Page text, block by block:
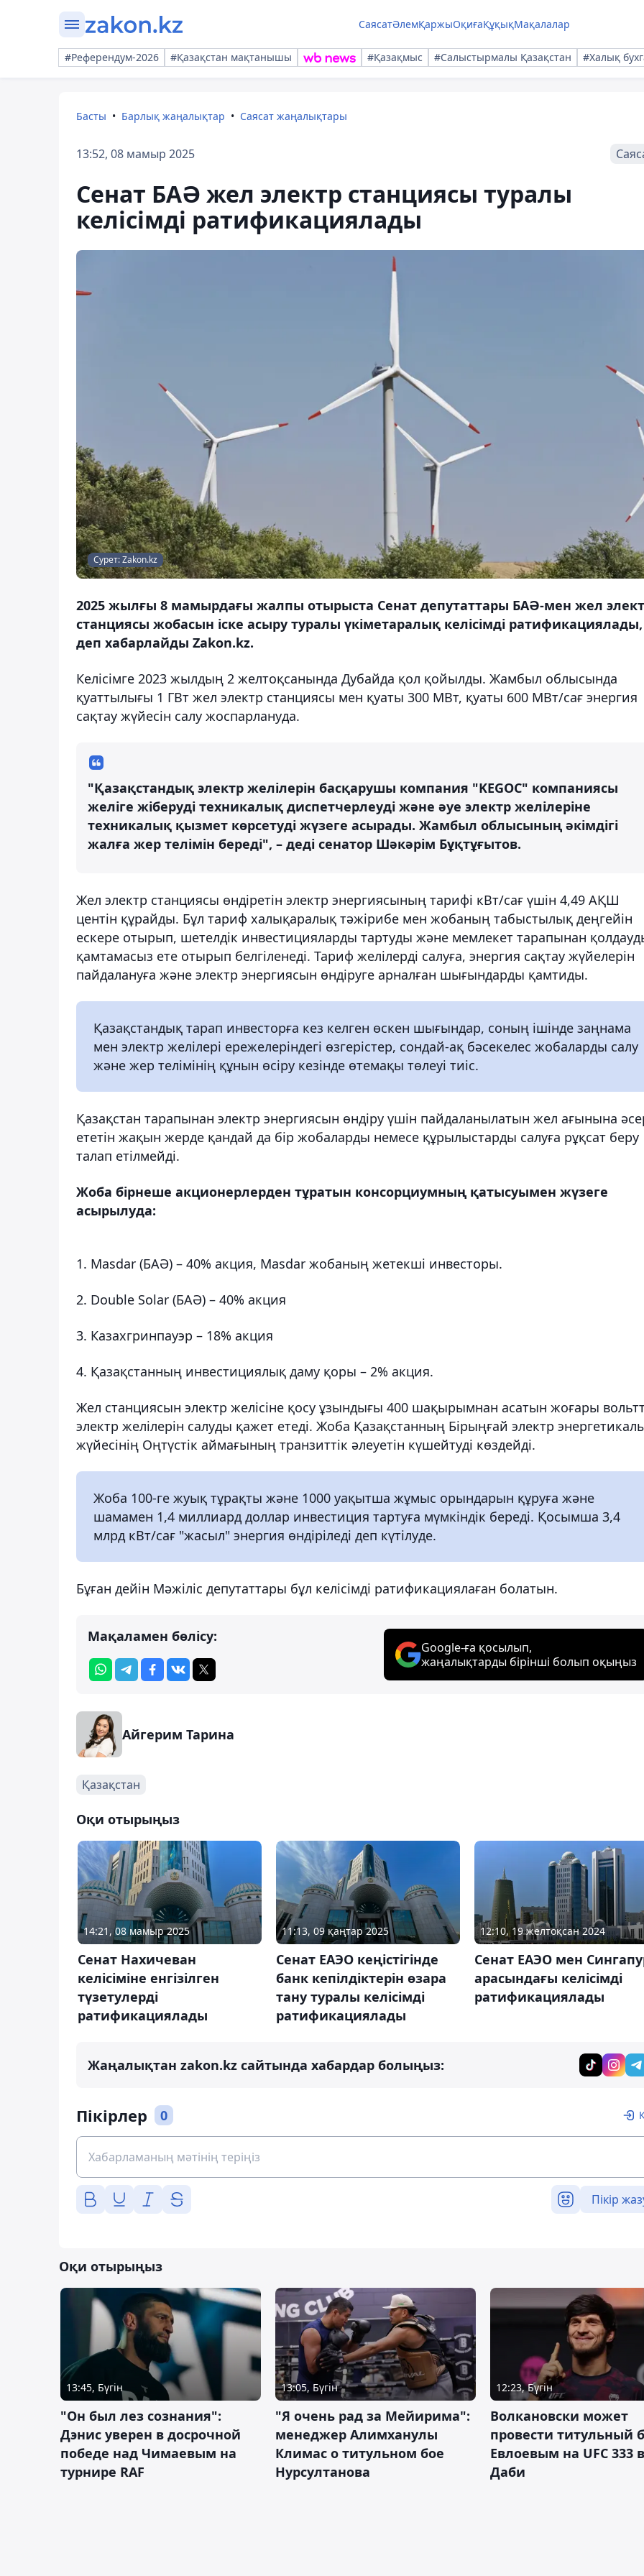
СаясатӘлемҚаржыОқиғаҚұқықМақалалар
#Референдум-2026 #Қазақстан мақтанышы #Қазақмыс #Салыстырмалы Қазақстан #Халық
Басты Барлық жаңалықтар Саясат жаңалықтары
13:52, 08 мамыр 2025
Сенат БАӘ жел электр станциясы туралы
келісімді ратификациялады
Сурет: Zakon.kz
2025 жылғы 8 мамырдағы жалпы отырыста Сенат депутаттары БАӘ-мен жел
станциясы жобасын іске асыру туралы үкіметаралық келісімді ратификациялады,
деп хабарлайды Zakon.kz.
Келісімге 2023 жылдың 2 желтоқсанында Дубайда қол қойылды. Жамбыл облысында
қуаттылығы 1 ГВт жел электр станциясы мен қуаты 300 МВт, қуаты 600 МВт/сағ энергия
сақтау жүйесін салу жоспарлануда.
"Қазақстандық электр желілерін басқарушы компания "KEGOC" компаниясы
желіге жіберуді техникалық диспетчерлеуді және әуе электр желілеріне
техникалық қызмет көрсетуді жүзеге асырады. Жамбыл облысының әкімдігі
жалға жер телімін береді", – деді сенатор Шәкәрім Бұқтұғытов.
Жел электр станциясы өндіретін электр энергиясының тарифі кВт/сағ үшін 4,49 АҚШ
центін құрайды. Бұл тариф халықаралық тәжірибе мен жобаның табыстылық деңгейін
ескере отырып, шетелдік инвестицияларды тартуды және мемлекет тарапынан
қамтамасыз ете отырып белгіленеді. Тариф желілерді салуға, энергия сақтау жүйелерін
пайдалануға және электр энергиясын өндіруге арналған шығындарды қамтиды.
Қазақстандық тарап инвесторға кез келген өскен шығындар, соның ішінде заңнама
мен электр желілері ережелеріндегі өзгерістер, сондай-ақ бәсекелес жобаларды салу
және жер телімінің құнын өсіру кезінде өтемақы төлеуі тиіс.
Қазақстан тарапынан электр энергиясын өндіру үшін пайдаланылатын жел ағынына
ететін жақын жерде қандай да бір жобаларды немесе құрылыстарды салуға рұқсат беру
талап етілмейді.
Жоба бірнеше акционерлерден тұратын консорциумның қатысуымен жүзеге
асырылуда:
1. Masdar (БАӘ) – 40% акция, Masdar жобаның жетекші инвесторы.
2. Double Solar (БАӘ) – 40% акция
3. Казахгринпауэр – 18% акция
4. Қазақстанның инвестициялық даму қоры – 2% акция.
Жел станциясын электр желісіне қосу ұзындығы 400 шақырымнан асатын жоғары
электр желілерін салуды қажет етеді. Жоба Қазақстанның Бірыңғай электр
жүйесінің Оңтүстік аймағының транзиттік әлеуетін күшейтуді көздейді.
Жоба 100-ге жуық тұрақты және 1000 уақытша жұмыс орындарын құруға және
шамамен 1,4 миллиард доллар инвестиция тартуға мүмкіндік береді. Қосымша 3,4
млрд кВт/сағ "жасыл" энергия өндіріледі деп күтілуде.
Бұған дейін Мәжіліс депутаттары бұл келісімді ратификациялаған болатын.
Мақаламен бөлісу:
Google-ға қосылып,
жаңалықтарды бірінші болып оқыңыз
Айгерим Тарина
Қазақстан
Оқи отырыңыз
14:21, 08 мамыр 2025
Сенат Нахичеван
келісіміне енгізілген
түзетулерді
ратификациялады
11:13, 09 қаңтар 2025
Сенат ЕАЭО кеңістігінде
банк кепілдіктерін өзара
тану туралы келісімді
ратификациялады
12:10, 19 желтоқсан 2024
Сенат ЕАЭО мен
арасындағы келісімді
ратификациялады
Жаңалықтан zakon.kz сайтында хабардар болыңыз:
Пікірлер 0
Пікір
Оқи отырыңыз
13:45, Бүгін
"Он был лез сознания":
Дэнис уверен в досрочной
победе над Чимаевым на
турнире RAF
13:05, Бүгін
"Я очень рад за Мейирима":
менеджер Алимханулы
Климас о титульном бое
Нурсултанова
12:23, Бүгін
Волкановски может
провести титульный
Евлоевым на UFC 333
Даби